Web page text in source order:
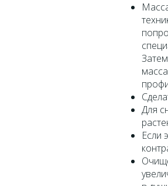
Для
Если